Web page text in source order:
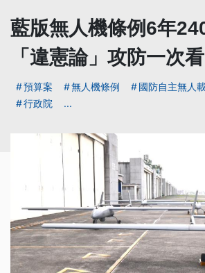
藍版無人機條例6年
「違憲論」攻防一次看
預算案 無人機條例
國防自主無人
行政院
...